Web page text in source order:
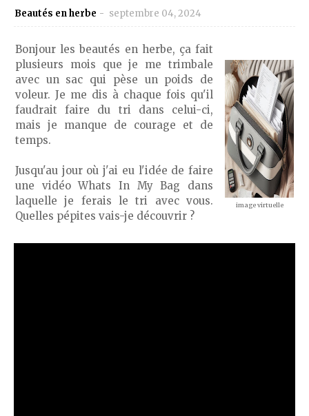
Beautés en herbe septembre 04, 2024
Bonjour les beautés en herbe, ça fait
plusieurs mois que je me trimbale
avec un sac qui pèse un poids de
voleur. Je me dis à chaque fois qu'il
faudrait faire du tri dans celui-ci,
mais je manque de courage et de
temps.
Jusqu'au jour où j'ai eu l'idée de faire
une vidéo Whats In My Bag dans
laquelle je ferais le tri avec vous.
Quelles pépites vais-je découvrir ?
image virtuelle